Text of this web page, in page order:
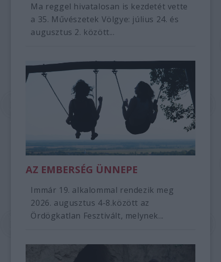
Ma reggel hivatalosan is kezdetét vette
a 35. Művészetek Völgye: július 24. és
augusztus 2. között...
AZ EMBERSÉG ÜNNEPE
Immár 19. alkalommal rendezik meg
2026. augusztus 4-8.között az
Ördögkatlan Fesztivált, melynek...